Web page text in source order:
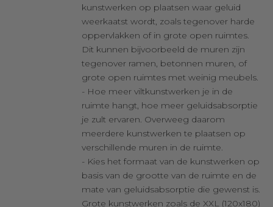
kunstwerken op plaatsen waar geluid
weerkaatst wordt, zoals tegenover harde
oppervlakken of in grote open ruimtes.
Dit kunnen bijvoorbeeld de muren zijn
tegenover ramen, betonnen muren, of
grote open ruimtes met weinig meubels.
- Hoe meer viltkunstwerken je in de
ruimte hangt, hoe meer geluidsabsorptie
je zult ervaren. Overweeg daarom
meerdere kunstwerken te plaatsen op
verschillende muren in de ruimte.
- Kies het formaat van de kunstwerken op
basis van de grootte van de ruimte en de
mate van geluidsabsorptie die gewenst is.
Grote kunstwerken zoals de XXL (120x180)